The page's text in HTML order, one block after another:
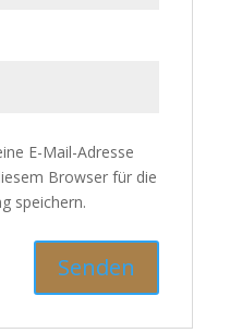
E-Mail-Adresse
Browser für die
speichern.